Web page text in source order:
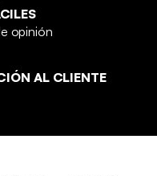
opinión
AL CLIENTE